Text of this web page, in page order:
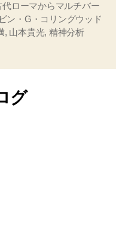
代ローマからマルチバー
ン・G・コリングウッド
, 山本貴光, 精神分析
グ